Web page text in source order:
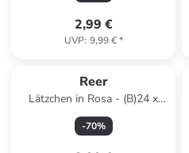
2,99 €
UVP: 9,99 €*
Reer
Lätzchen in Rosa - (B)24 x
(H)29 cm
-70%